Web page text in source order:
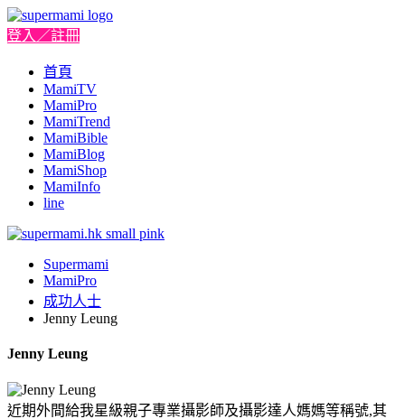
登入／註冊
首頁
MamiTV
MamiPro
MamiTrend
MamiBible
MamiBlog
MamiShop
MamiInfo
line
Supermami
MamiPro
成功人士
Jenny Leung
Jenny Leung
近期外間給我星級親子專業攝影師及攝影達人媽媽等稱號,其